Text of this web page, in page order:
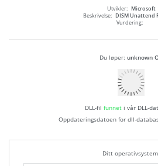
Utvikler: Microsoft
Beskrivelse: DISM Unattend
Vurdering:
Du løper: unknown
DLL-fil funnet i vår DLL-
Oppdateringsdatoen for dll-
Ditt